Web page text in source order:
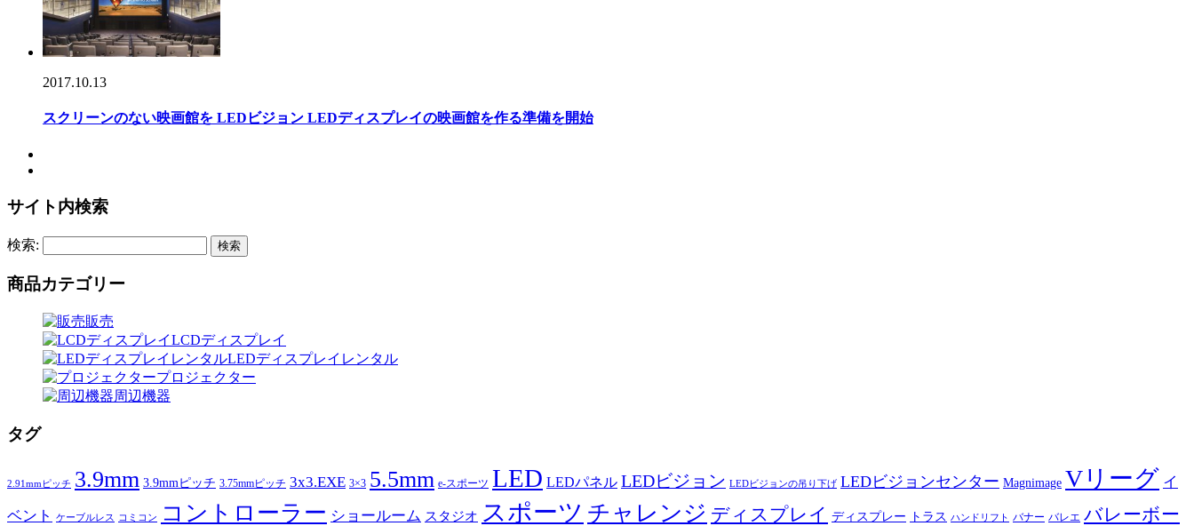
2017.10.13
スクリーンのない映画館を LEDビジョン LEDディスプレイの映画館を作る準備を開始
サイト内検索
検索:
商品カテゴリー
販売
LCDディスプレイ
LEDディスプレイレンタル
プロジェクター
周辺機器
タグ
2.91mmピッチ 3.9mm 3.9mmピッチ 3.75mmピッチ 3x3.EXE 3×3 5.5mm e-スポーツ LED LEDパネル LEDビジョン LEDビジョンの吊り下げ LEDビジョンセンター Magnimage Vリーグ イ
ベント
ケーブルレス コミコン コントローラー ショールーム スタジオ スポーツ チャレンジ ディスプレイ ディスプレー トラス ハンドリフト バナー バレエ バレーボー